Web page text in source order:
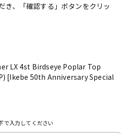
き、「確認する」ボタンをクリッ
LX 4st Birdseye Poplar Top
[Ikebe 50th Anniversary Special
で入力してください